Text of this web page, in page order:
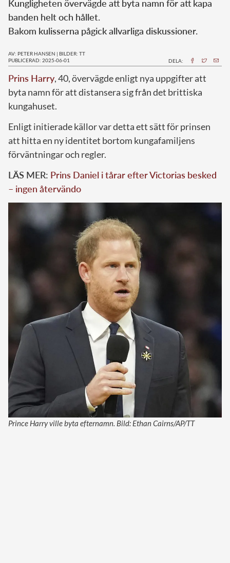
Kungligheten övervägde att byta namn för att kapa
banden helt och hållet.
Bakom kulisserna pågick allvarliga diskussioner.
AV: PETER HANSEN | BILDER: TT
PUBLICERAD: 2025-06-01
DELA:
Prins Harry, 40, övervägde enligt nya uppgifter att
byta namn för att distansera sig från det brittiska
kungahuset.
Enligt initierade källor var detta ett sätt för prinsen
att hitta en ny identitet bortom kungafamiljens
förväntningar och regler.
LÄS MER: Prins Daniel i tårar efter Victorias besked
– ingen återvändo
Prince Harry ville byta efternamn. Bild: Ethan Cairns/AP/TT